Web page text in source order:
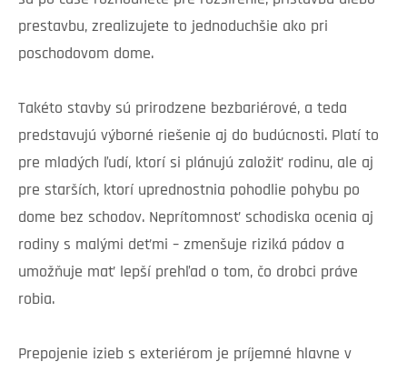
prestavbu, zrealizujete to jednoduchšie ako pri
poschodovom dome.
Takéto stavby sú prirodzene bezbariérové, a teda
predstavujú výborné riešenie aj do budúcnosti. Platí to
pre mladých ľudí, ktorí si plánujú založiť rodinu, ale aj
pre starších, ktorí uprednostnia pohodlie pohybu po
dome bez schodov. Neprítomnosť schodiska ocenia aj
rodiny s malými deťmi – zmenšuje riziká pádov a
umožňuje mať lepší prehľad o tom, čo drobci práve
robia.
Prepojenie izieb s exteriérom je príjemné hlavne v